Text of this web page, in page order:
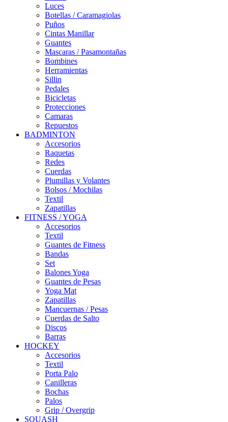
Luces
Botellas / Caramagiolas
Puños
Cintas Manillar
Guantes
Mascaras / Pasamontañas
Bombines
Herramientas
Sillin
Pedales
Bicicletas
Protecciones
Camaras
Repuestos
BADMINTON
Accesorios
Raquetas
Redes
Cuerdas
Plumillas y Volantes
Bolsos / Mochilas
Textil
Zapatillas
FITNESS / YOGA
Accesorios
Textil
Guantes de Fitness
Bandas
Set
Balones Yoga
Guantes de Pesas
Yoga Mat
Zapatillas
Mancuernas / Pesas
Cuerdas de Salto
Discos
Barras
HOCKEY
Accesorios
Textil
Porta Palo
Canilleras
Bochas
Palos
Grip / Overgrip
SQUASH